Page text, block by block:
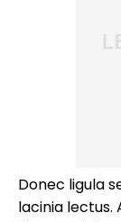
Donec ligula
lacinia lectus.